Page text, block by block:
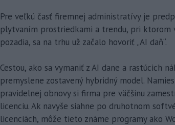
Pre veľkú časť firemnej administratívy je
plytvaním prostriedkami a trendu, pri ktorom
pozadia, sa na trhu už začalo hovoriť „AI daň“.
Cestou, ako sa vymaniť z AI dane a rastúcich
premyslene zostavený hybridný model.
pravidelnej obnovy si firma pre väčšinu
licenciu. Ak navyše siahne po druhotnom
licenciách, môže tieto známe programy ako